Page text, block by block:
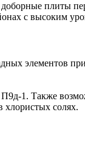
плиты
с высоким
элементов
1. Также
хлористых солях.